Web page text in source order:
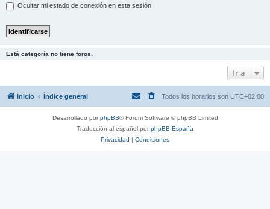
Ocultar mi estado de conexión en esta sesión
Está categoría no tiene foros.
Ir a
Inicio Índice general Todos los horarios son UTC+02:00
Desarrollado porphpBB® Forum Software © phpBB Limited
Traducción al español porphpBB España
Privacidad | Condiciones